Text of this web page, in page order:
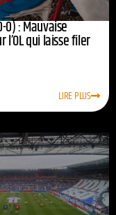
0) : Mauvaise
qui laisse filer
LIRE PLUS